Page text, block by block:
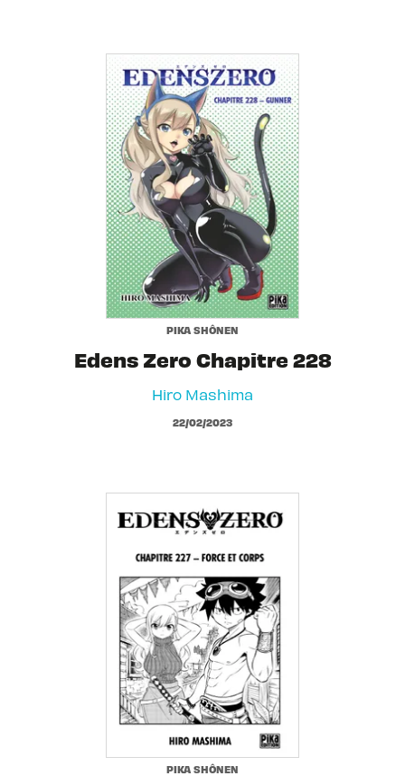
PIKA SHÔNEN
Edens Zero Chapitre 228
Hiro Mashima
22/02/2023
PIKA SHÔNEN